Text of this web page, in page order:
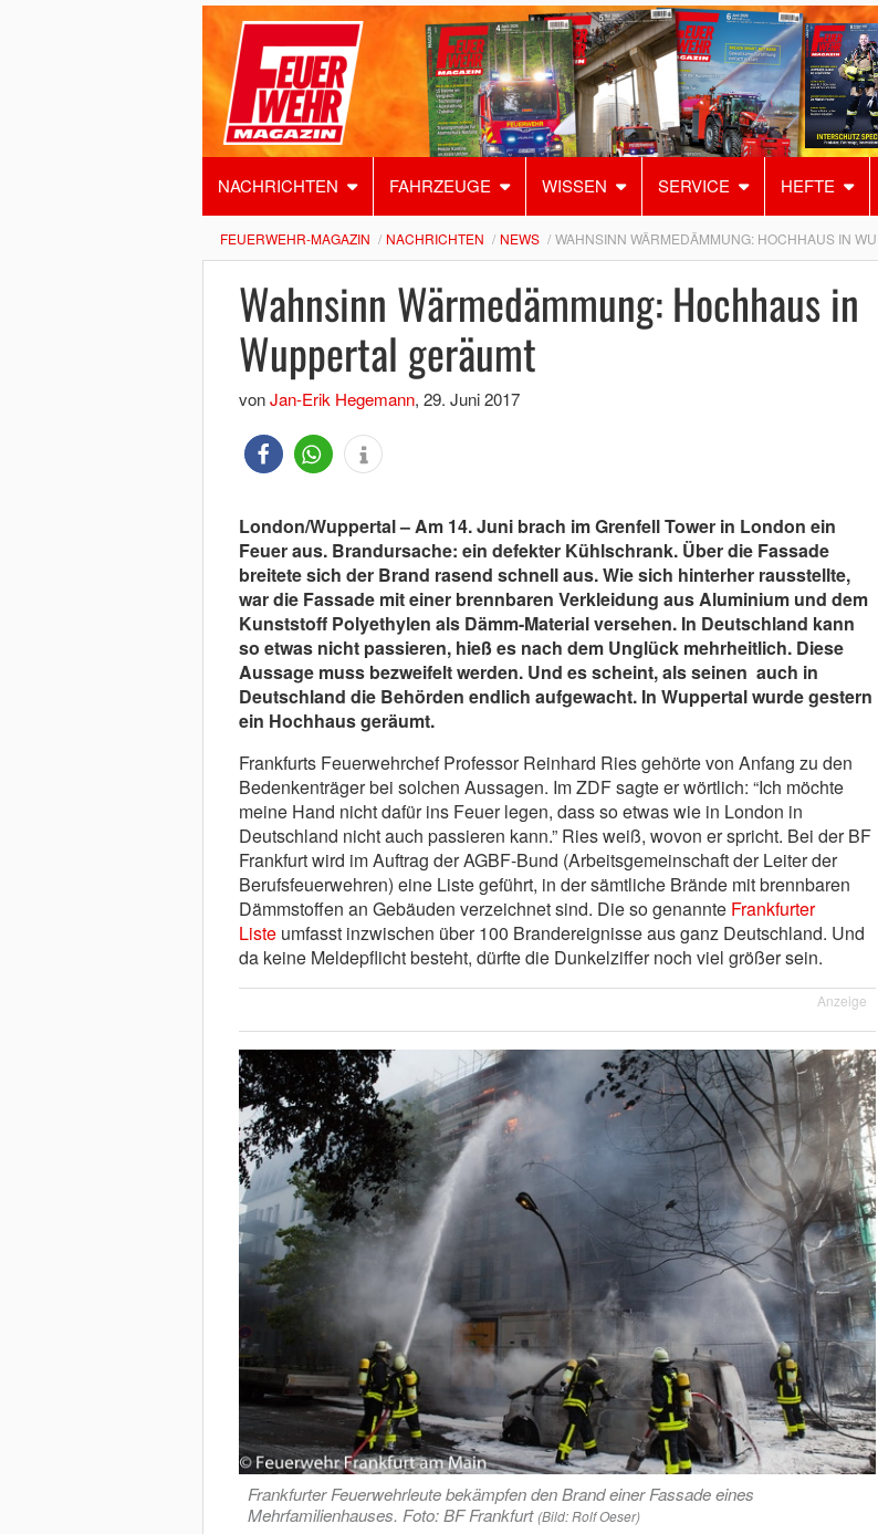
NACHRICHTEN FAHRZEUGE WISSEN SERVICE HEFTE
FEUERWEHR-MAGAZIN NACHRICHTEN NEWS WAHNSINN WÄRMEDÄMMUNG: HOCHHAUS IN
Wahnsinn Wärmedämmung: Hochhaus in
Wuppertal geräumt
vonJan-Erik Hegemann, 29. Juni 2017
London/Wuppertal – Am 14. Juni brach im Grenfell Tower in London ein
Feuer aus. Brandursache: ein defekter Kühlschrank. Über die Fassade
breitete sich der Brand rasend schnell aus. Wie sich hinterher rausstellte,
war die Fassade mit einer brennbaren Verkleidung aus Aluminium und dem
Kunststoff Polyethylen als Dämm-Material versehen. In Deutschland kann
so etwas nicht passieren, hieß es nach dem Unglück mehrheitlich. Diese
Aussage muss bezweifelt werden. Und es scheint, als seinen auch in
Deutschland die Behörden endlich aufgewacht. In Wuppertal wurde gestern
ein Hochhaus geräumt.
Frankfurts Feuerwehrchef Professor Reinhard Ries gehörte von Anfang zu den
Bedenkenträger bei solchen Aussagen. Im ZDF sagte er wörtlich: “Ich möchte
meine Hand nicht dafür ins Feuer legen, dass so etwas wie in London in
Deutschland nicht auch passieren kann.” Ries weiß, wovon er spricht. Bei der BF
Frankfurt wird im Auftrag der AGBF-Bund (Arbeitsgemeinschaft der Leiter der
Berufsfeuerwehren) eine Liste geführt, in der sämtliche Brände mit brennbaren
Dämmstoffen an Gebäuden verzeichnet sind. Die so genannte Frankfurter
Listeumfasst inzwischen über 100 Brandereignisse aus ganz Deutschland. Und
da keine Meldepflicht besteht, dürfte die Dunkelziffer noch viel größer sein.
Anzeige
Frankfurter Feuerwehrleute bekämpfen den Brand einer Fassade eines
Mehrfamilienhauses. Foto: BF Frankfurt (Bild: Rolf Oeser)